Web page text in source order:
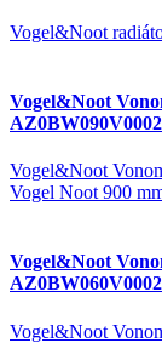
Vogel&Noot
Vogel&Noot
Vogel&Noot
Vogel Noot 900
Vogel&Noot
Vogel&Noot